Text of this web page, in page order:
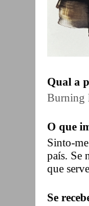
Qual a
Burning
O que
Sinto-
país. Se
que
Se